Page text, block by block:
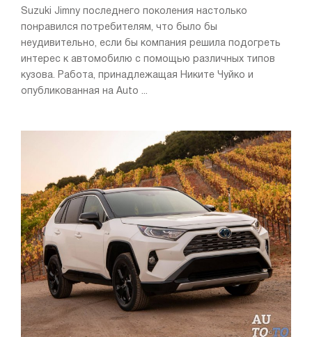
Suzuki Jimny последнего поколения настолько
понравился потребителям, что было бы
неудивительно, если бы компания решила подогреть
интерес к автомобилю с помощью различных типов
кузова. Работа, принадлежащая Никите Чуйко и
опубликованная на Auto ...